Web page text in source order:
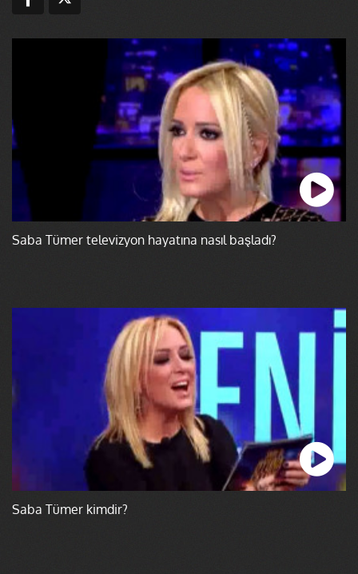
Saba Tümer televizyon hayatına nasıl başladı?
Saba Tümer kimdir?